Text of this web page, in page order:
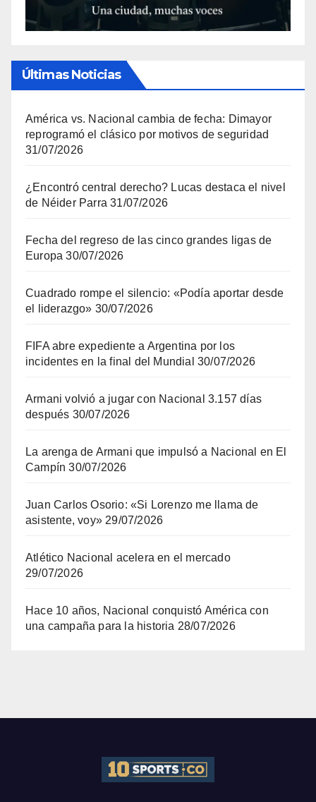
Últimas Noticias
América vs. Nacional cambia de fecha: Dimayor
reprogramó el clásico por motivos de seguridad
31/07/2026
¿Encontró central derecho? Lucas destaca el nivel
de Néider Parra 31/07/2026
Fecha del regreso de las cinco grandes ligas de
Europa 30/07/2026
Cuadrado rompe el silencio: «Podía aportar desde
el liderazgo» 30/07/2026
FIFA abre expediente a Argentina por los
incidentes en la final del Mundial 30/07/2026
Armani volvió a jugar con Nacional 3.157 días
después 30/07/2026
La arenga de Armani que impulsó a Nacional en El
Campín 30/07/2026
Juan Carlos Osorio: «Si Lorenzo me llama de
asistente, voy» 29/07/2026
Atlético Nacional acelera en el mercado
29/07/2026
Hace 10 años, Nacional conquistó América con
una campaña para la historia 28/07/2026